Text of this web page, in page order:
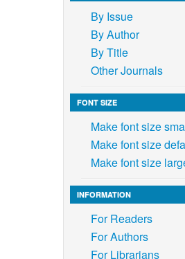
By Issue
By Author
By Title
Other Journals
FONT SIZE
Make font size
Make font size
Make font size
INFORMATION
For Readers
For Authors
For Librarians